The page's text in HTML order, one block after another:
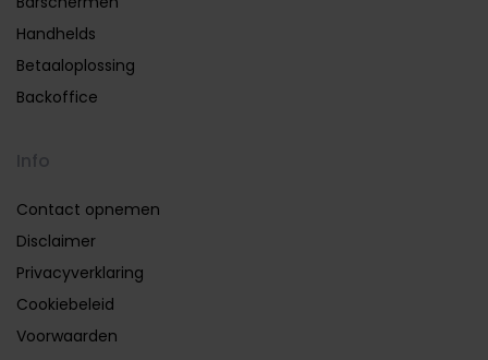
Handhelds
Betaaloplossing
Backoffice
Contact opnemen
Disclaimer
Privacyverklaring
Cookiebeleid
Voorwaarden